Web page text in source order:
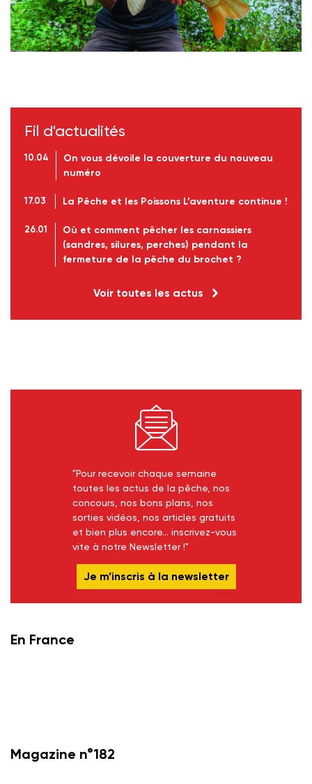
Fil d'actualités
10.04
On vous dévoile la couverture du nouveau
numéro
17.03 La Pêche et les Poissons L’aventure continue !
26.01
Où et comment pêcher les carnassiers
(sandres, silures, perches) pendant la
fermeture de la pêche du brochet ?
Voir toutes les actus
"Pour recevoir chaque semaine
toutes les actus de la pêche, nos
concours, nos bons plans, nos
sorties vidéos, nos articles gratuits
et bien plus encore... inscrivez-vous
vite à notre Newsletter !"
Je m’inscris à la newsletter
En France
Magazine n°182